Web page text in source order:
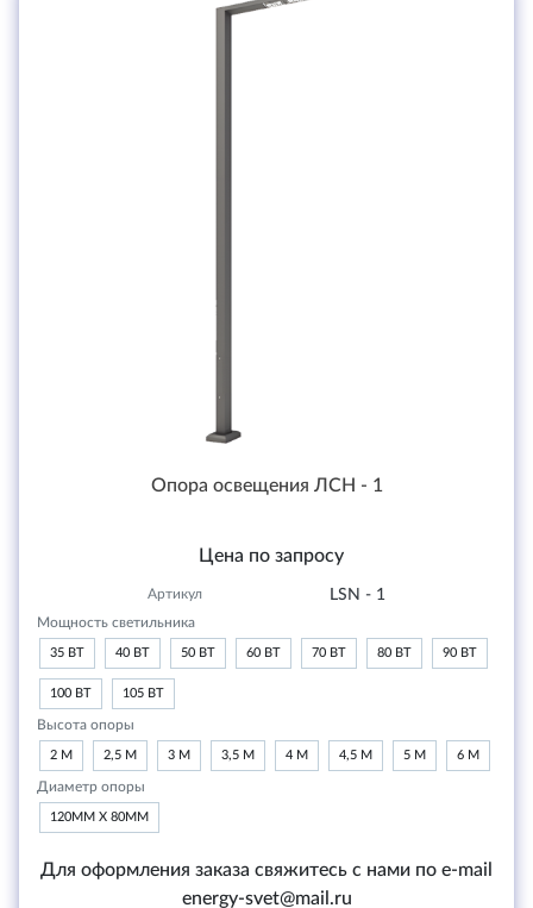
Опора освещения ЛСН - 1
Цена по запросу
Артикул LSN - 1
Мощность светильника
35 ВТ 40 ВТ 50 ВТ 60 ВТ 70 ВТ 80 ВТ 90 ВТ
100 ВТ 105 ВТ
Высота опоры
2 М 2,5 М 3 М 3,5 М 4 М 4,5 М 5 М 6 М
Диаметр опоры
120ММ Х 80ММ
Для оформления заказа свяжитесь с нами по e-mail
energy-svet@mail.ru